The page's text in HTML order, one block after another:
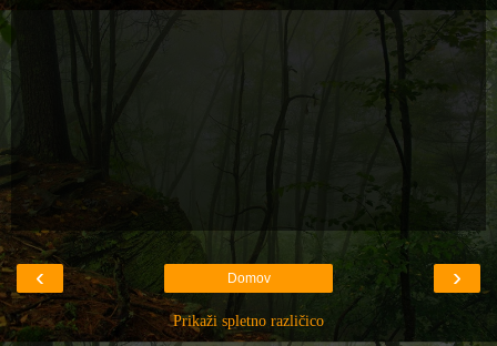
‹ ›
Domov
Prikaži spletno različico